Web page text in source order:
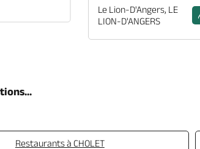
Le Lion-D'Angers, LE
LION-D'ANGERS
Restaurants à CHOLET